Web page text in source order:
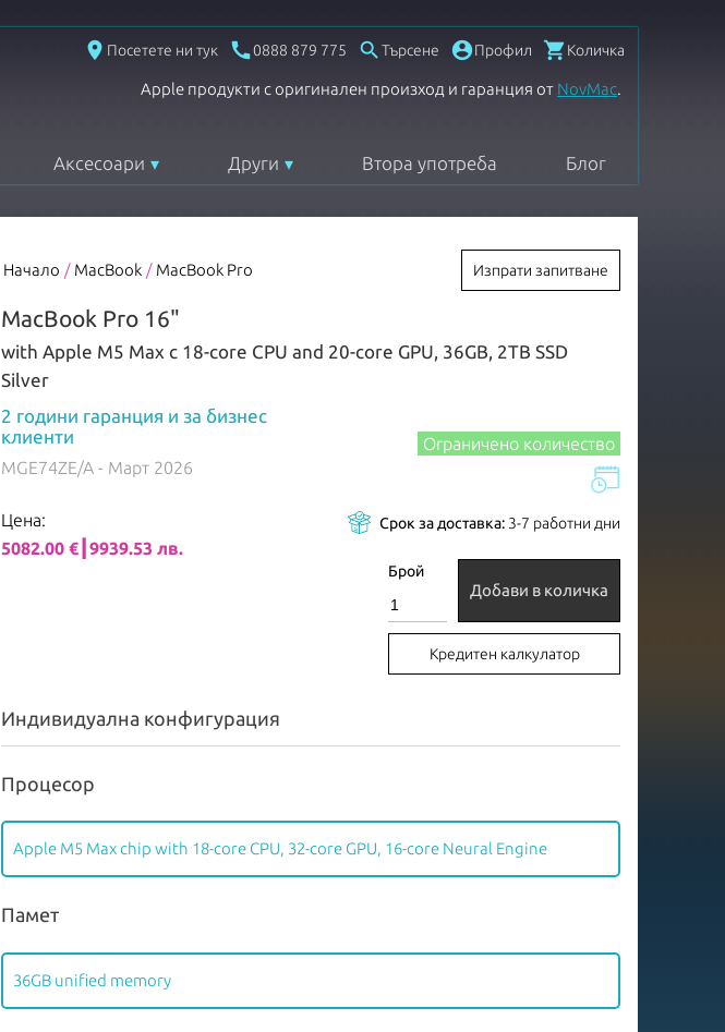
place Посетете ни тук 0888 879 775  Търсене Профил Количка
Apple продукти с оригинален произход и гаранция от NovMac.
Аксесоари Други Втора употреба Блог
Начало / MacBook / MacBook Pro Изпрати запитване
MacBook Pro 16"
with Apple M5 Max с 18-core CPU and 20-core GPU, 36GB, 2TB SSD
Silver
2 години гаранция и за бизнес
клиенти
MGE74ZE/A - Март 2026
Цена:
5082.00 €┃9939.53 лв.
Ограничено количество
Срок за доставка: 3-7 работни дни
Брой
Добави в количка
Кредитен калкулатор
Индивидуална конфигурация
Процесор
Apple M5 Max chip with 18-core CPU, 32-core GPU, 16-core Neural Engine
Памет
36GB unified memory